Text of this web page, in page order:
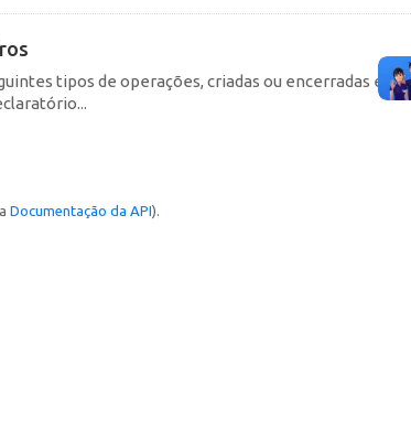
tipos de operações, criadas ou encerradas em
Documentação da API).